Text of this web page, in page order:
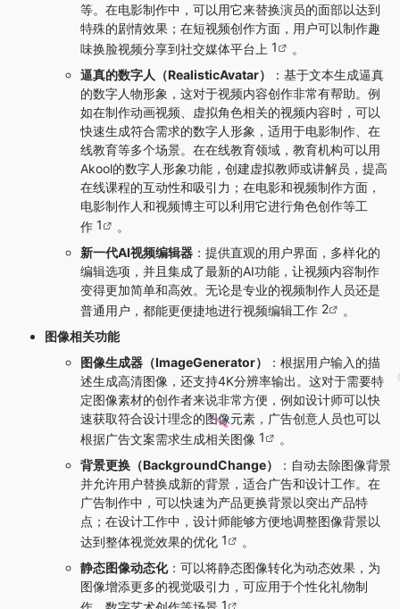
等。在电影制作中，可以用它来替换演员的面部以达到
特殊的剧情效果；在短视频创作方面，用户可以制作趣
味换脸视频分享到社交媒体平台上 1
。
逼真的数字人（RealisticAvatar）
：基于文本生成逼真
的数字人物形象，这对于视频内容创作非常有帮助。例
如在制作动画视频、虚拟角色相关的视频内容时，可以
快速生成符合需求的数字人形象，适用于电影制作、在
线教育等多个场景。在在线教育领域，教育机构可以用
Akool的数字人形象功能，创建虚拟教师或讲解员，提高
在线课程的互动性和吸引力；在电影和视频制作方面，
电影制作人和视频博主可以利用它进行角色创作等工
作 1
。
新一代AI视频编辑器 ：提供直观的用户界面，多样化的
编辑选项，并且集成了最新的AI功能，让视频内容制作
变得更加简单和高效。无论是专业的视频制作人员还是
普通用户，都能更便捷地进行视频编辑工作 2
。
图像相关功能
图像生成器（ImageGenerator）
：根据用户输入的描
述生成高清图像，还支持4K分辨率输出。这对于需要特
定图像素材的创作者来说非常方便，例如设计师可以快
速获取符合设计理念的图像元素，广告创意人员也可以
根据广告文案需求生成相关图像 1
。
背景更换（BackgroundChange）
：自动去除图像背景
并允许用户替换成新的背景，适合广告和设计工作。在
广告制作中，可以快速为产品更换背景以突出产品特
点；在设计工作中，设计师能够方便地调整图像背景以
达到整体视觉效果的优化 1
。
静态图像动态化：可以将静态图像转化为动态效果，为
图像增添更多的视觉吸引力，可应用于个性化礼物制
1